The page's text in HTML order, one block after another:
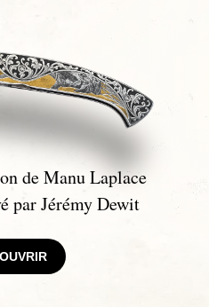
de Manu Laplace
par Jérémy Dewit